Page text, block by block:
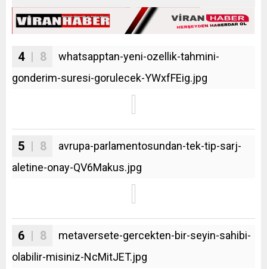
4| 8
whatsapptan-yeni-ozellik-tahmini-
gonderim-suresi-gorulecek-YWxfFEig.jpg
5 | 8
avrupa-parlamentosundan-tek-tip-sarj-
aletine-onay-QV6Makus.jpg
6 | 8
metaversete-gercekten-bir-seyin-sahibi-
olabilir-misiniz-NcMitJET.jpg